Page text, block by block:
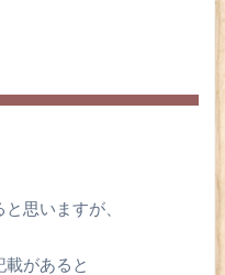
思いますが、
載があると